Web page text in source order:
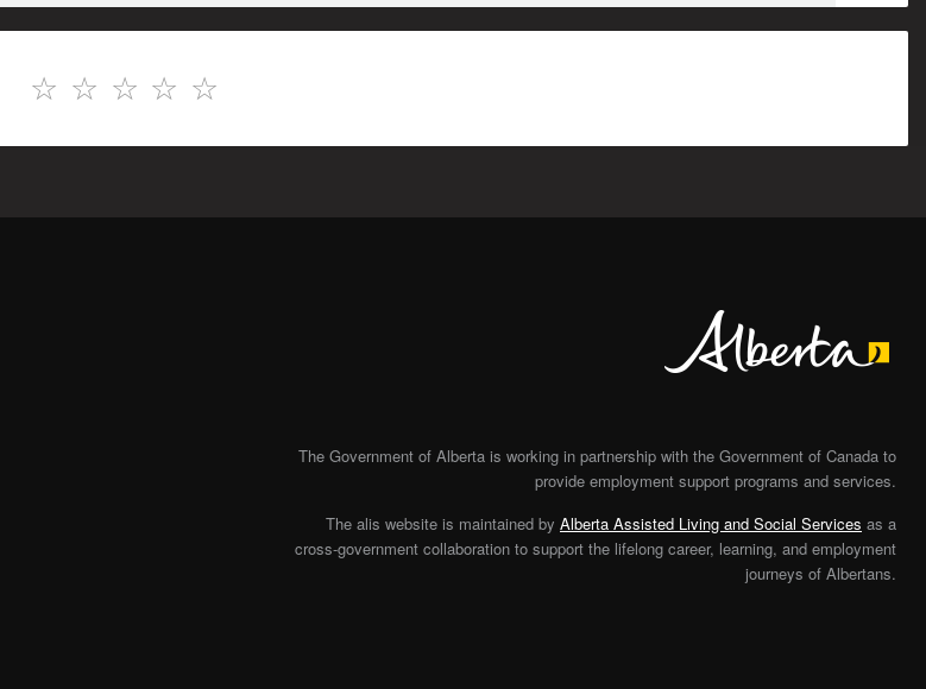
☆
☆
☆
☆
☆
The Government of Alberta is working in partnership with the Government of Canada to
provide employment support programs and services.
The alis website is maintained by Alberta Assisted Living and Social Services as a
cross-government collaboration to support the lifelong career, learning, and employment
journeys of Albertans.